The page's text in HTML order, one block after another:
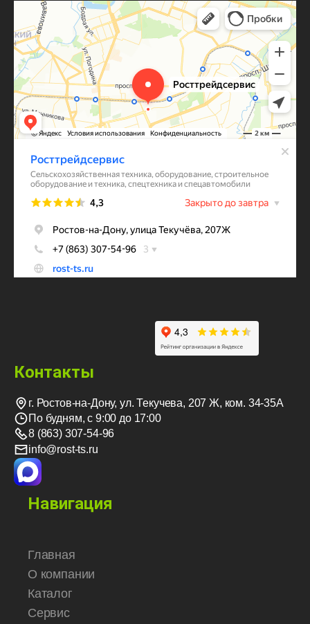
Навигация
Главная
О компании
Каталог
Сервис
Контакты
г. Ростов-на-Дону, ул. Текучева, 207 Ж, ком. 34-35А
По будням, с 9:00 до 17:00
8 (863) 307-54-96
info@rost-ts.ru